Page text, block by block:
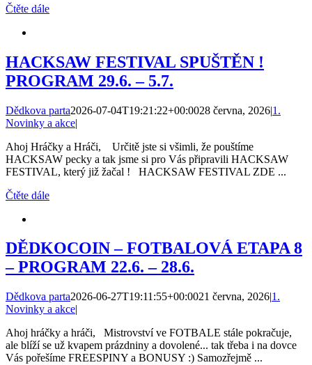
Čtěte dále
HACKSAW FESTIVAL SPUŠTĚN !
PROGRAM 29.6. – 5.7.
Dědkova parta2026-07-04T19:21:22+00:0028 června, 2026|1.
Novinky a akce|
Ahoj Hráčky a Hráči, Určitě jste si všimli, že pouštíme
HACKSAW pecky a tak jsme si pro Vás připravili HACKSAW
FESTIVAL, který již žačal ! HACKSAW FESTIVAL ZDE ...
Čtěte dále
DĚDKOCOIN – FOTBALOVÁ ETAPA 8
– PROGRAM 22.6. – 28.6.
Dědkova parta2026-06-27T19:11:55+00:0021 června, 2026|1.
Novinky a akce|
Ahoj hráčky a hráči, Mistrovství ve FOTBALE stále pokračuje,
ale blíží se už kvapem prázdniny a dovolené... tak třeba i na dovce
Vás pořešíme FREESPINY a BONUSY :) Samozřejmě ...